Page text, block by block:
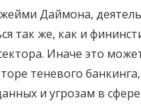
Даймона,
так же, как и
Иначе это
теневого
и угрозам в